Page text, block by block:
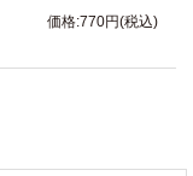
価格:770円(税込)